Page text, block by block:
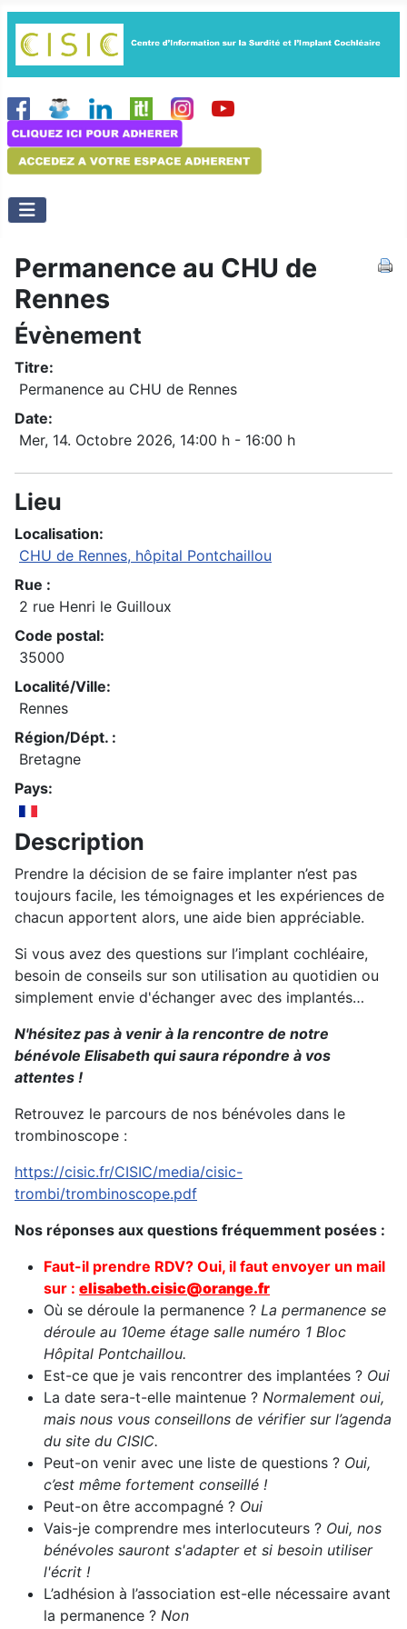
Permanence au CHU de
Rennes
Évènement
Titre:
Permanence au CHU de Rennes
Date:
Mer, 14. Octobre 2026, 14:00 h - 16:00 h
Lieu
Localisation:
CHU de Rennes, hôpital Pontchaillou
Rue :
2 rue Henri le Guilloux
Code postal:
35000
Localité/Ville:
Rennes
Région/Dépt. :
Bretagne
Pays:
Description
Prendre la décision de se faire implanter n’est pas
toujours facile, les témoignages et les expériences de
chacun apportent alors, une aide bien appréciable.
Si vous avez des questions sur l’implant cochléaire,
besoin de conseils sur son utilisation au quotidien ou
simplement envie d'échanger avec des implantés…
N'hésitez pas à venir à la rencontre de notre
bénévole Elisabeth qui saura répondre à vos
attentes !
Retrouvez le parcours de nos bénévoles dans le
trombinoscope :
https://cisic.fr/CISIC/media/cisic-
trombi/trombinoscope.pdf
Nos réponses aux questions fréquemment posées :
Faut-il prendre RDV? Oui, il faut envoyer un mail
sur : elisabeth.cisic@orange.fr
Où se déroule la permanence ? La permanence se
déroule au 10eme étage salle numéro 1 Bloc
Hôpital Pontchaillou.
Est-ce que je vais rencontrer des implantées ? Oui
La date sera-t-elle maintenue ? Normalement oui,
mais nous vous conseillons de vérifier sur l’agenda
du site du CISIC.
Peut-on venir avec une liste de questions ? Oui,
c’est même fortement conseillé !
Peut-on être accompagné ? Oui
Vais-je comprendre mes interlocuteurs ? Oui, nos
bénévoles sauront s'adapter et si besoin utiliser
l'écrit !
L’adhésion à l’association est-elle nécessaire avant
la permanence ? Non